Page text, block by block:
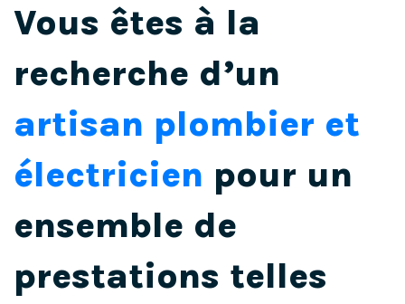
Vous êtes à la
recherche d’un
artisan plombier et
électricien pour un
ensemble de
prestations telles